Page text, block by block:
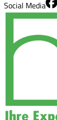
Social Media